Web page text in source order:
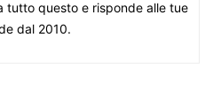
tutto questo e risponde alle tue
dal 2010.